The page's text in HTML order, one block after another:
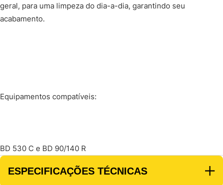
geral, para uma limpeza do dia-a-dia, garantindo seu
acabamento.
Equipamentos compatíveis:
BD 530 C e BD 90/140 R
ESPECIFICAÇÕES TÉCNICAS